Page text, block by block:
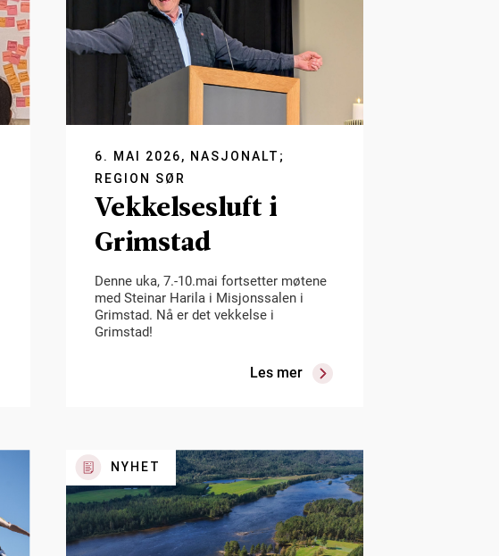
6. MAI 2026, NASJONALT;
REGION SØR
Vekkelsesluft i
Grimstad
Denne uka, 7.-10.mai fortsetter møtene
med Steinar Harila i Misjonssalen i
Grimstad. Nå er det vekkelse i
Grimstad!
Les mer
NYHET